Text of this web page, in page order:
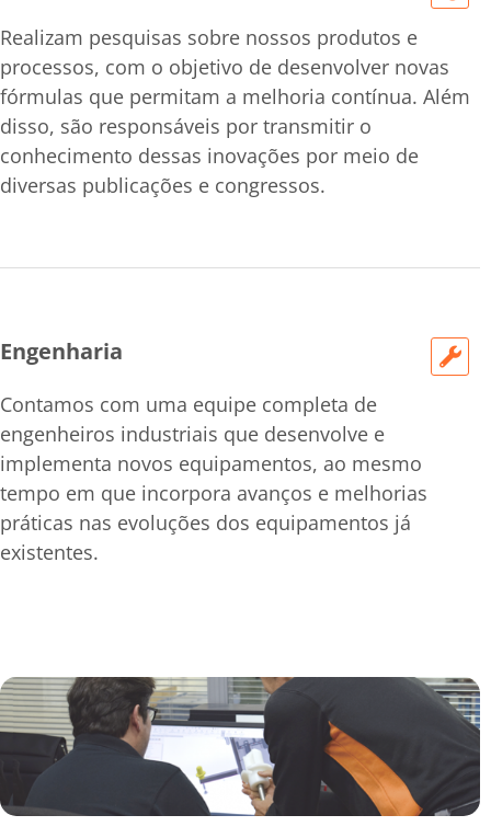
Realizam pesquisas sobre nossos produtos e
processos, com o objetivo de desenvolver novas
fórmulas que permitam a melhoria contínua. Além
disso, são responsáveis por transmitir o
conhecimento dessas inovações por meio de
diversas publicações e congressos.
Engenharia
Contamos com uma equipe completa de
engenheiros industriais que desenvolve e
implementa novos equipamentos, ao mesmo
tempo em que incorpora avanços e melhorias
práticas nas evoluções dos equipamentos já
existentes.